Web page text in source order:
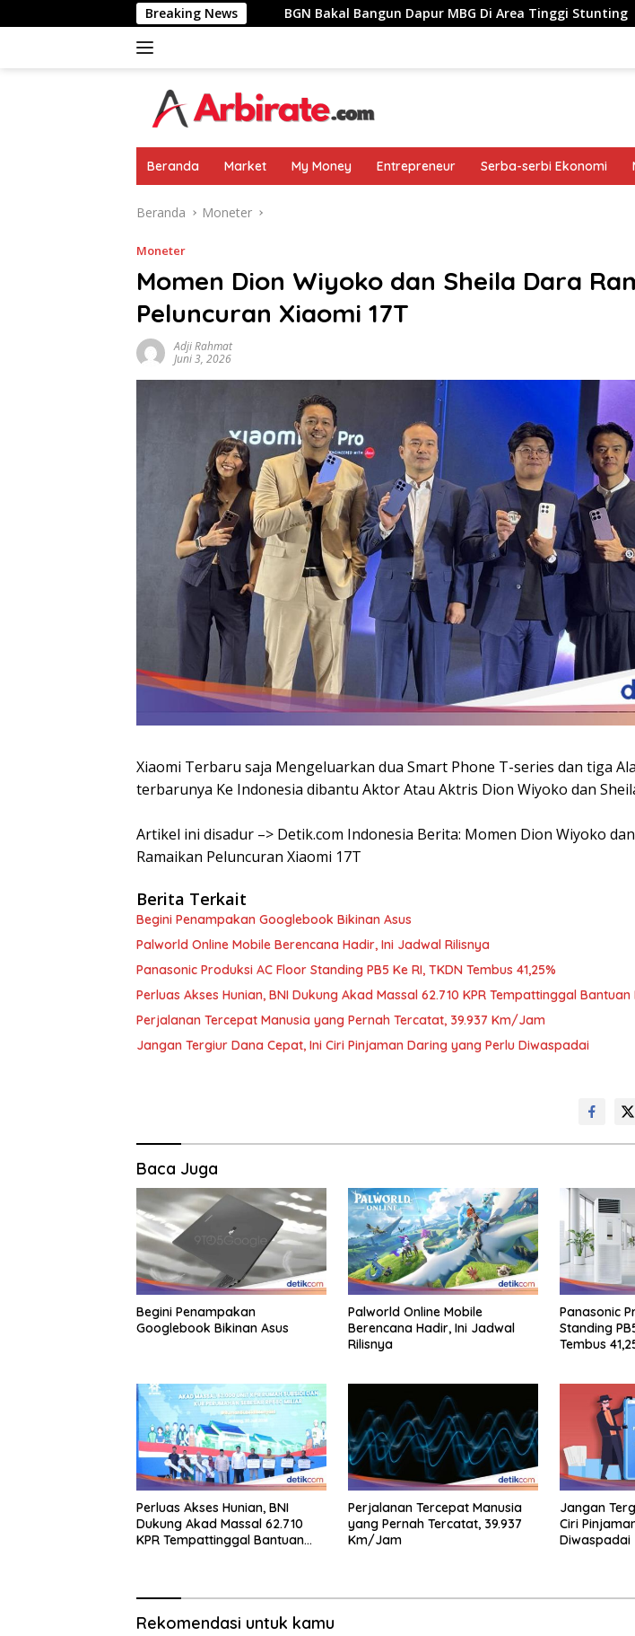
ke
Breaking NewsBGN Bakal Bangun Dapur MBG Di Area Tinggi Stunting
Beranda Market My Money Entrepreneur Serba-serbi Ekonomi
Beranda Moneter
Moneter
Momen Dion Wiyoko dan Sheila Dara
Peluncuran Xiaomi 17T
Adji Rahmat
Juni 3, 2026
Xiaomi Terbaru saja Mengeluarkan dua Smart Phone T-series dan tiga
terbarunya Ke Indonesia dibantu Aktor Atau Aktris Dion Wiyoko dan
Artikel ini disadur –> Detik.com Indonesia Berita: Momen Dion Wiyoko
Ramaikan Peluncuran Xiaomi 17T
Berita Terkait
Begini Penampakan Googlebook Bikinan Asus
Palworld Online Mobile Berencana Hadir, Ini Jadwal Rilisnya
Panasonic Produksi AC Floor Standing PB5 Ke RI, TKDN Tembus 41,25%
Perluas Akses Hunian, BNI Dukung Akad Massal 62.710 KPR Tempattinggal
Perjalanan Tercepat Manusia yang Pernah Tercatat, 39.937 Km/Jam
Jangan Tergiur Dana Cepat, Ini Ciri Pinjaman Daring yang Perlu Diwaspadai
Baca Juga
Begini Penampakan
Googlebook Bikinan Asus
Palworld Online Mobile
Berencana Hadir, Ini Jadwal
Rilisnya
Panasonic
Standing
Tembus
Perluas Akses Hunian, BNI
Dukung Akad Massal 62.710
KPR Tempattinggal Bantuan
Perjalanan Tercepat Manusia
yang Pernah Tercatat, 39.937
Km/Jam
Jangan
Ciri
Diwaspadai
Rekomendasi untuk kamu